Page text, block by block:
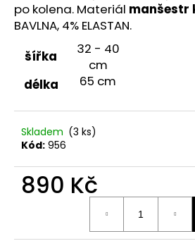
po kolena. Materiál manšestr
BAVLNA, 4% ELASTAN.
šířka
32 - 40
cm
délka
65 cm
Skladem (3 ks)
Kód: 956
890 Kč
e
ZAVINOVACÍ
SUKNĚ
PRUH
5CM
850
Kč